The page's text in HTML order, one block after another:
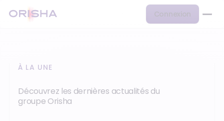
Connexion
À LA UNE
Découvrez les dernières actualités du
groupe Orisha